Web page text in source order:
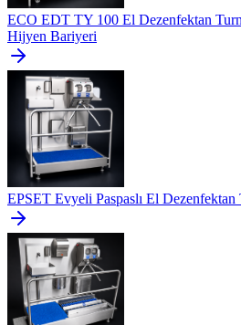
ECO EDT TY 100 El Dezenfektan
Hijyen Bariyeri
EPSET Evyeli Paspaslı El